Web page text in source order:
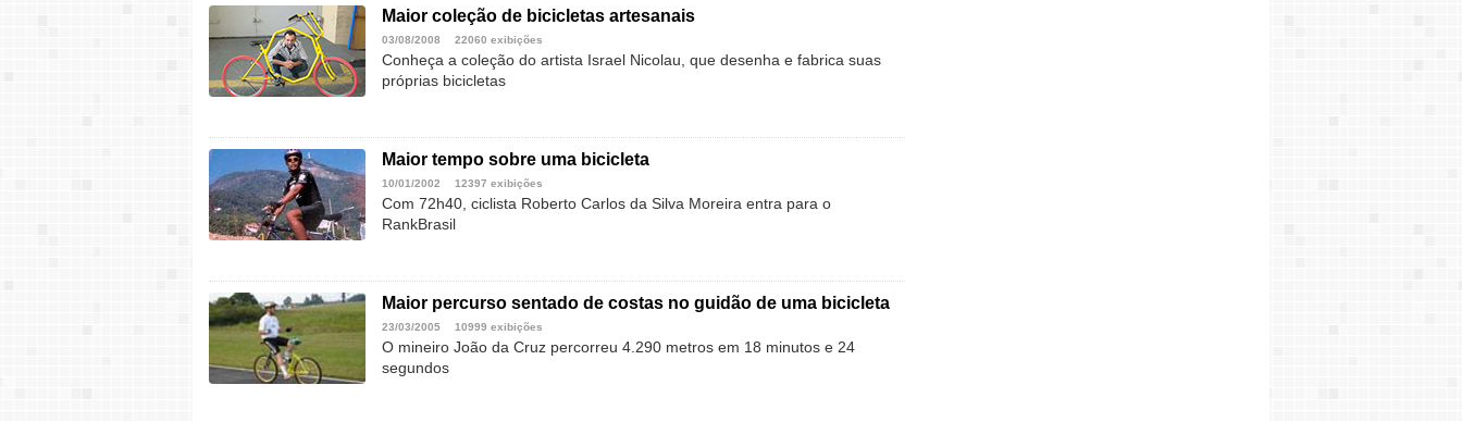
Maior coleção de bicicletas artesanais
03/08/2008 22060 exibições
Conheça a coleção do artista Israel Nicolau, que desenha e fabrica suas
próprias bicicletas
Maior tempo sobre uma bicicleta
10/01/2002 12397 exibições
Com 72h40, ciclista Roberto Carlos da Silva Moreira entra para o
RankBrasil
Maior percurso sentado de costas no guidão de uma bicicleta
23/03/2005 10999 exibições
O mineiro João da Cruz percorreu 4.290 metros em 18 minutos e 24
segundos